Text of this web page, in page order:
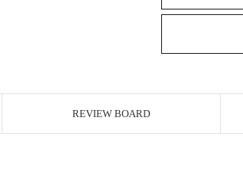
REVIEW BOARD